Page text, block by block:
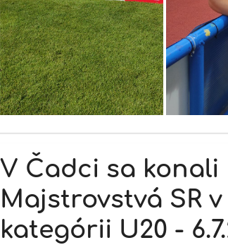
V Čadci sa konali
Majstrovstvá SR v
kategórii U20 -